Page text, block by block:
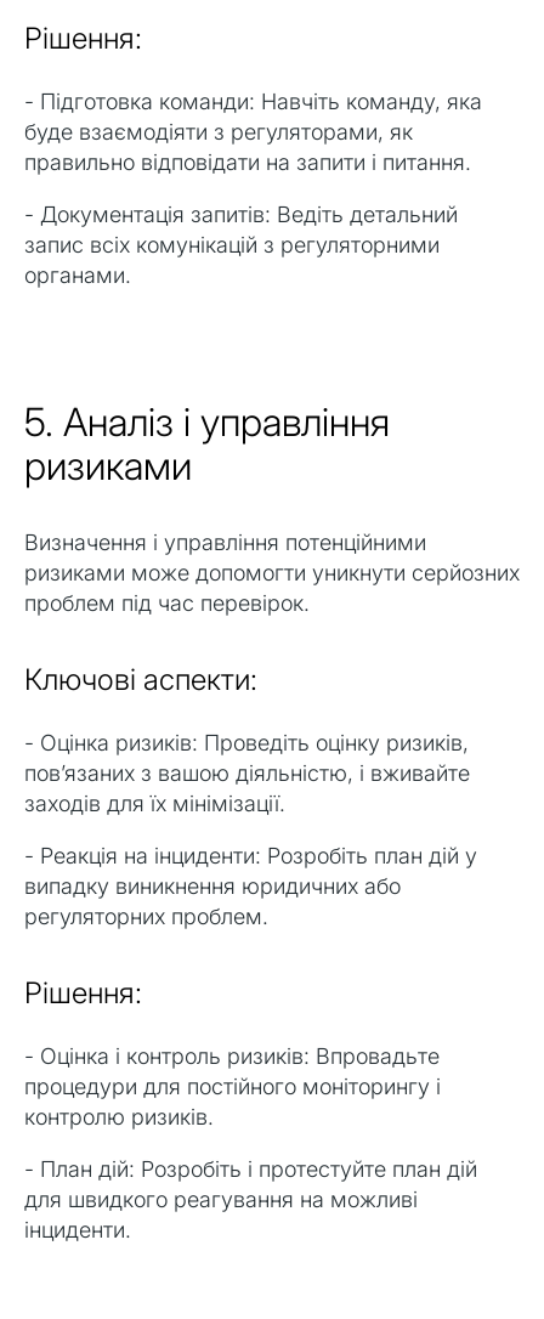
Рішення:
- Підготовка команди: Навчіть команду, яка
буде взаємодіяти з регуляторами, як
правильно відповідати на запити і питання.
- Документація запитів: Ведіть детальний
запис всіх комунікацій з регуляторними
органами.
5. Аналіз і управління
ризиками
Визначення і управління потенційними
ризиками може допомогти уникнути серйозних
проблем під час перевірок.
Ключові аспекти:
- Оцінка ризиків: Проведіть оцінку ризиків,
пов’язаних з вашою діяльністю, і вживайте
заходів для їх мінімізації.
- Реакція на інциденти: Розробіть план дій у
випадку виникнення юридичних або
регуляторних проблем.
Рішення:
- Оцінка і контроль ризиків: Впровадьте
процедури для постійного моніторингу і
контролю ризиків.
- План дій: Розробіть і протестуйте план дій
для швидкого реагування на можливі
інциденти.